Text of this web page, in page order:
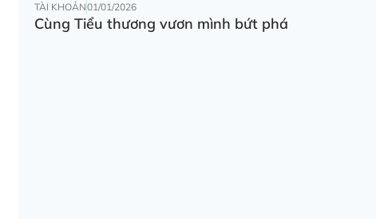
TÀI KHOẢN01/01/2026
Cùng Tiểu thương vươn mình bứt phá